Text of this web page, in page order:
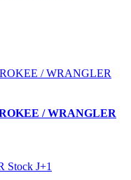
/ WRANGLER
Stock J+1